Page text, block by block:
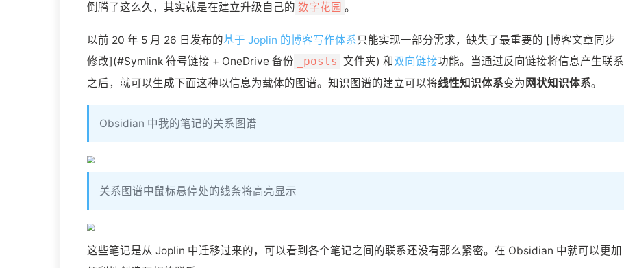
倒腾了这么久，其实就是在建立升级自己的 数字花园 。
以前 20 年 5 月 26 日发布的基于 Joplin 的博客写作体系只能实现一部分需求，缺失了最重要的 [博客文章同步
修改](#Symlink 符号链接 + OneDrive 备份
_posts 文件夹) 和双向链接功能。当通过反向链接将信息产生联系
之后，就可以生成下面这种以信息为载体的图谱。知识图谱的建立可以将线性知识体系变为 网状知识体系。
Obsidian 中我的笔记的关系图谱
关系图谱中鼠标悬停处的线条将高亮显示
这些笔记是从 Joplin 中迁移过来的，可以看到各个笔记之间的联系还没有那么紧密。在 Obsidian 中就可以更加